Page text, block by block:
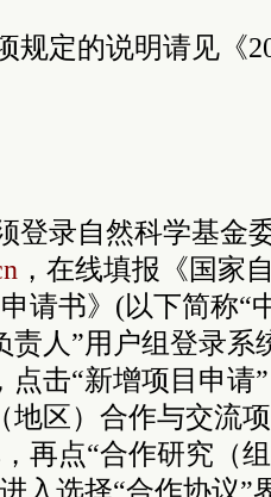
规定的说明请见《
登录自然科学基金
，在线填报《国家
请书》(以下简称“
责人”用户组登录系
点击“新增项目申请
地区）合作与交流
再点“合作研究（